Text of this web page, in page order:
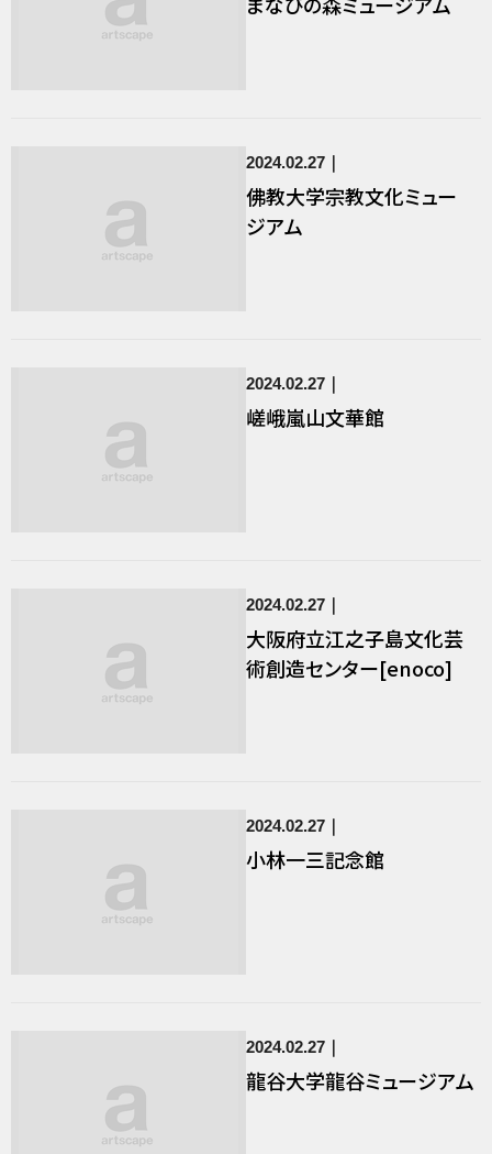
2024.02.27
佛教大学宗教文化ミュー
ジアム
2024.02.27
嵯峨嵐山文華館
2024.02.27
大阪府立江之子島文化芸
術創造センター[enoco]
2024.02.27
小林一三記念館
2024.02.27
龍谷大学龍谷ミュージアム